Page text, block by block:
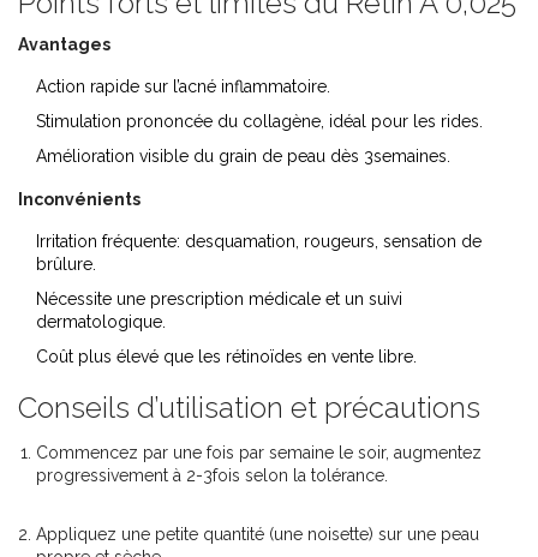
Avantages
Action rapide sur l’acné inflammatoire.
Stimulation prononcée du collagène, idéal pour les rides.
Amélioration visible du grain de peau dès 3semaines.
Inconvénients
Irritation fréquente: desquamation, rougeurs, sensation de
brûlure.
Nécessite une prescription médicale et un suivi
dermatologique.
Coût plus élevé que les rétinoïdes en vente libre.
Conseils d’utilisation et précautions
Commencez par une fois par semaine le soir, augmentez
progressivement à 2-3fois selon la tolérance.
Appliquez une petite quantité (une noisette) sur une peau